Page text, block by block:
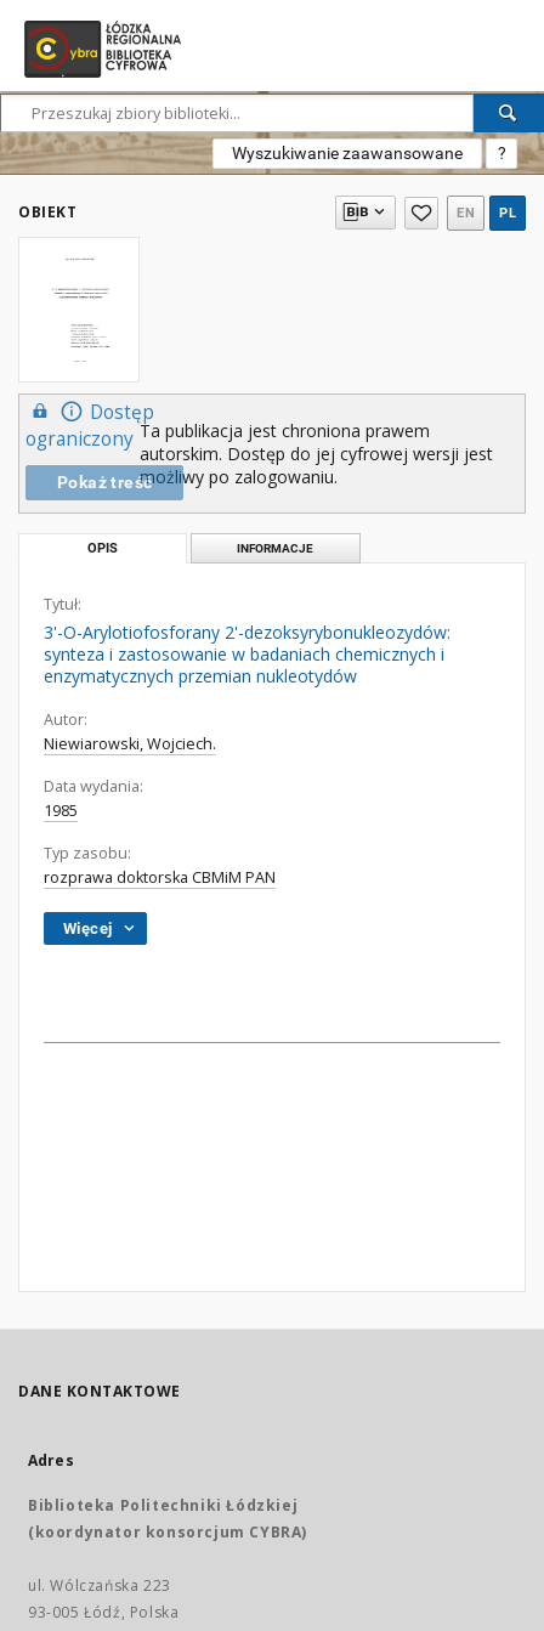
Wyszukiwanie zaawansowane ?
OBIEKT EN PL
Dostęp
ograniczony
Pokaż treść
Ta publikacja jest chroniona prawem
autorskim. Dostęp do jej cyfrowej wersji jest
możliwy po zalogowaniu.
OPIS INFORMACJE
Tytuł:
3'-O-Arylotiofosforany 2'-dezoksyrybonukleozydów:
synteza i zastosowanie w badaniach chemicznych i
enzymatycznych przemian nukleotydów
Autor:
Niewiarowski, Wojciech.
Data wydania:
1985
Typ zasobu:
rozprawa doktorska CBMiM PAN
Więcej
DANE KONTAKTOWE
Adres
Biblioteka Politechniki Łódzkiej
(koordynator konsorcjum CYBRA)
ul. Wólczańska 223
93-005 Łódź, Polska